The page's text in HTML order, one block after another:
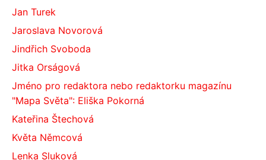
Jan Turek
Jaroslava Novorová
Jindřich Svoboda
Jitka Orságová
Jméno pro redaktora nebo redaktorku magazínu
"Mapa Světa": Eliška Pokorná
Kateřina Štechová
Květa Němcová
Lenka Sluková